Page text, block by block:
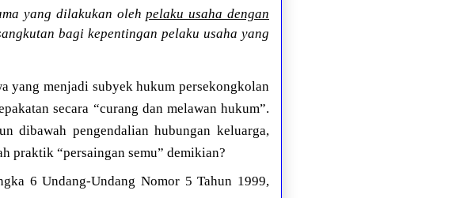
yang dilakukan olehpelaku usaha dengan
bagi kepentingan pelaku usaha yang
yang menjadi subyek hukum persekongkolan
secara “curang dan melawan hukum”.
dibawah pengendalian hubungan keluarga,
praktik “persaingan semu” demikian?
6 Undang-Undang Nomor 5 Tahun 1999,